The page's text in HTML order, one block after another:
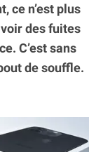
ce n’est plus
des fuites
C’est sans
de souffle.